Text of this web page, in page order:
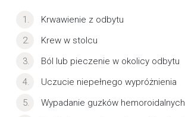
Krwawienie z odbytu
Krew w stolcu
Ból lub pieczenie w okolicy odbytu
Uczucie niepełnego wypróżnienia
Wypadanie guzków hemoroidalnych